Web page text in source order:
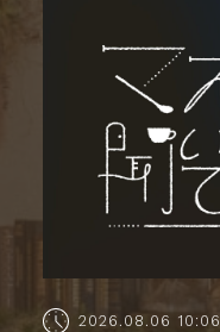
2026.08.06 10:06